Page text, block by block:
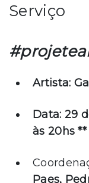
Serviço
Artista:
Data: 29
às 20hs **
Paes,